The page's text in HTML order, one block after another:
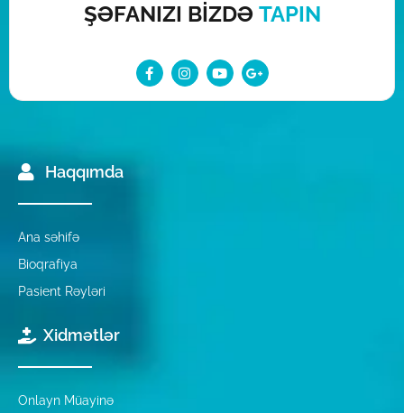
ŞƏFANIZI BİZDƏ TAPIN
Haqqımda
Ana səhifə
Bioqrafiya
Pasient Rəyləri
Xidmətlər
Onlayn Müayinə